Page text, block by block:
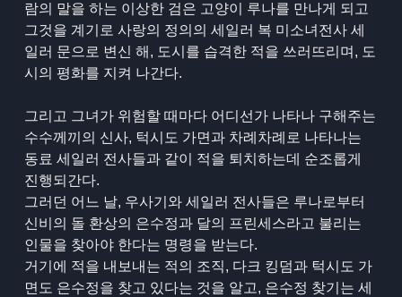
람의 말을 하는 이상한 검은 고양이 루나를 만나게 되고
그것을 계기로 사랑의 정의의 세일러 복 미소녀전사 세
일러 문으로 변신 해, 도시를 습격한 적을 쓰러뜨리며, 도
시의 평화를 지켜 나간다.
그리고 그녀가 위험할 때마다 어디선가 나타나 구해주는
수수께끼의 신사, 턱시도 가면과 차례차례로 나타나는
동료 세일러 전사들과 같이 적을 퇴치하는데 순조롭게
진행되간다.
그러던 어느 날, 우사기와 세일러 전사들은 루나로부터
신비의 돌 환상의 은수정과 달의 프린세스라고 불리는
인물을 찾아야 한다는 명령을 받는다.
거기에 적을 내보내는 적의 조직, 다크 킹덤과 턱시도 가
면도 은수정을 찾고 있다는 것을 알고, 은수정 찾기는 세